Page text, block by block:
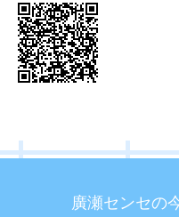
廣瀬センセの